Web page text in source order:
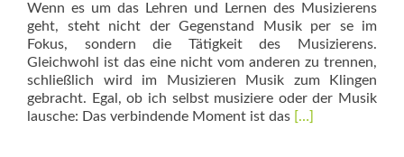
Wenn es um das Lehren und Lernen des Musizierens
geht, steht nicht der Gegenstand Musik per se im
Fokus, sondern die Tätigkeit des Musizierens.
Gleichwohl ist das eine nicht vom anderen zu trennen,
schließlich wird im Musizieren Musik zum Klingen
gebracht. Egal, ob ich selbst musiziere oder der Musik
lausche: Das verbindende Moment ist das Read
[…]